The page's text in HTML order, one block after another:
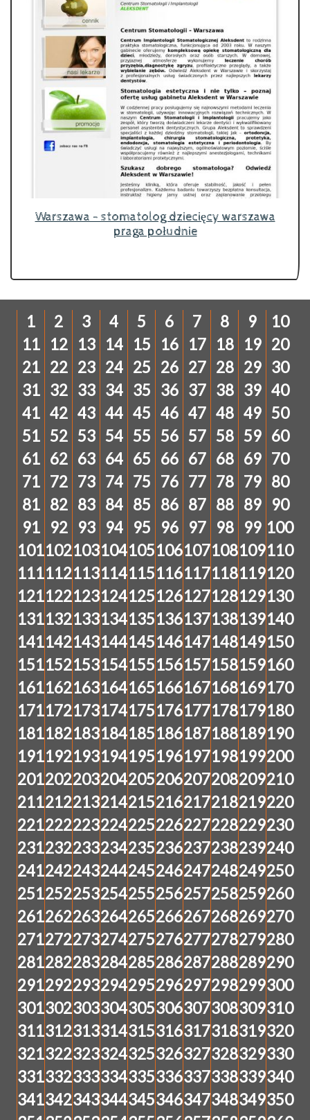
Warszawa - stomatolog dziecięcy warszawa
praga południe
1 2 3 4 5 6 7 8 9
10
11
12 13 14 15 16 17 18 19 20
21 22 23 24 25 26 27 28 29 30
31 32 33 34 35 36 37 38 39 40
41 42 43 44 45 46 47 48 49 50
51 52 53 54 55 56 57 58 59 60
61 62 63 64 65 66 67 68 69 70
71 72 73 74 75 76 77 78 79 80
81 82 83 84 85 86 87 88 89
90
91
92 93 94 95 96 97 98 99 100
101102103104105106107108109110
111112113114115116117118119120
121122123124125126127128129130
131132133134135136137138139140
141142143144145146147148149150
151152153154155156157158159160
161162163164165166167168169170
171172173174175176177178179180
181182183184185186187188189190
191192193194195196197198199200
201202203204205206207208209210
211212213214215216217218219220
221222223224225226227228229230
231232233234235236237238239240
241242243244245246247248249250
251252253254255256257258259260
261262263264265266267268269270
271272273274275276277278279280
281282283284285286287288289290
291292293294295296297298299300
301302303304305306307308309310
311312313314315316317318319320
321322323324325326327328329330
331332333334335336337338339340
341342343344345346347348349350